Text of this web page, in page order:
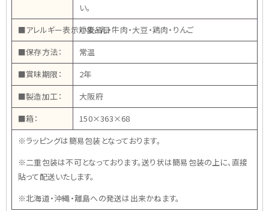
い。
■アレルギー表示対象品目：小麦・乳・牛肉・大豆・鶏肉・りんご
■保存方法：
常温
■賞味期限：
2年
■製造加工：
大阪府
■箱：
150×363×68
※ラッピングは簡易包装となっております。
※二重包装は不可となっております。送り状は簡易包装の上に、直接
貼って配送いたします。
※北海道・沖縄・離島への発送は出来かねます。